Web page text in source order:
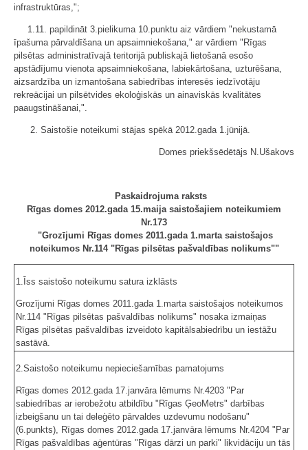
infrastruktūras,";
1.11. papildināt 3.pielikuma 10.punktu aiz vārdiem "nekustamā
īpašuma pārvaldīšana un apsaimniekošana," ar vārdiem "Rīgas
pilsētas administratīvajā teritorijā publiskajā lietošanā esošo
apstādījumu vienota apsaimniekošana, labiekārtošana, uzturēšana,
aizsardzība un izmantošana sabiedrības interesēs iedzīvotāju
rekreācijai un pilsētvides ekoloģiskās un ainaviskās kvalitātes
paaugstināšanai,".
2. Saistošie noteikumi stājas spēkā 2012.gada 1.jūnijā.
Domes priekšsēdētājs N.Ušakovs
Paskaidrojuma raksts
Rīgas domes 2012.gada 15.maija saistošajiem noteikumiem
Nr.173
"Grozījumi Rīgas domes 2011.gada 1.marta saistošajos
noteikumos Nr.114 "Rīgas pilsētas pašvaldības nolikums""
1.Īss saistošo noteikumu satura izklāsts
Grozījumi Rīgas domes 2011.gada 1.marta saistošajos noteikumos
Nr.114 "Rīgas pilsētas pašvaldības nolikums" nosaka izmaiņas
Rīgas pilsētas pašvaldības izveidoto kapitālsabiedrību un iestāžu
sastāvā.
2.Saistošo noteikumu nepieciešamības pamatojums
Rīgas domes 2012.gada 17.janvāra lēmums Nr.4203 "Par
sabiedrības ar ierobežotu atbildību "Rīgas ĢeoMetrs" darbības
izbeigšanu un tai deleģēto pārvaldes uzdevumu nodošanu"
(6.punkts), Rīgas domes 2012.gada 17.janvāra lēmums Nr.4204 "Par
Rīgas pašvaldības aģentūras "Rīgas dārzi un parki" likvidāciju un tās